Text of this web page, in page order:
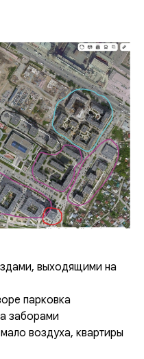
выходящими на
парковка
заборами
воздуха, квартиры